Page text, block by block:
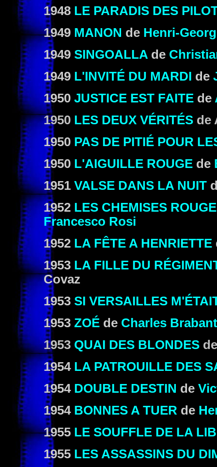
1948 LE PARADIS DES
1949 MANON de Henri-
1949 SINGOALLA de
1949 L'INVITÉ DU MARDI de
1950 JUSTICE EST FAITE de
1950 LES DEUX VÉRITÉS de
1950 PAS DE PITIÉ POUR
1950 L'AIGUILLE ROUGE de
1951 VALSE DANS LA NUIT
1952 LES CHEMISES
Francesco Rosi
1952 LA FÊTE A HENRIETTE
1953 LA FILLE DU
Covaz
1953 SI VERSAILLES
1953 ZOÉ de Charles Brabant
1953 QUAI DES BLONDES
1954 LA PATROUILLE DES
1954 DOUBLE DESTIN de
1954 BONNES A TUER de
1955 LE SOUFFLE DE LA
1955 LES ASSASSINS DU